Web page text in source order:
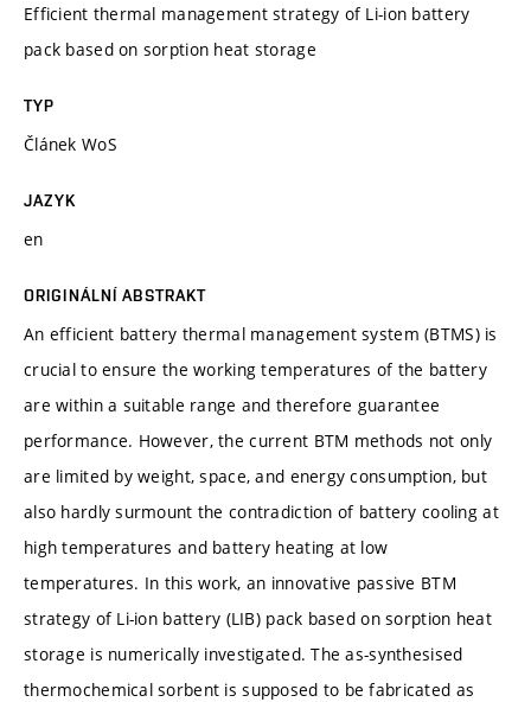
Efficient thermal management strategy of Li-ion battery
pack based on sorption heat storage
TYP
Článek WoS
JAZYK
en
ORIGINÁLNÍ ABSTRAKT
An efficient battery thermal management system (BTMS) is
crucial to ensure the working temperatures of the battery
are within a suitable range and therefore guarantee
performance. However, the current BTM methods not only
are limited by weight, space, and energy consumption, but
also hardly surmount the contradiction of battery cooling at
high temperatures and battery heating at low
temperatures. In this work, an innovative passive BTM
strategy of Li-ion battery (LIB) pack based on sorption heat
storage is numerically investigated. The as-synthesised
thermochemical sorbent is supposed to be fabricated as